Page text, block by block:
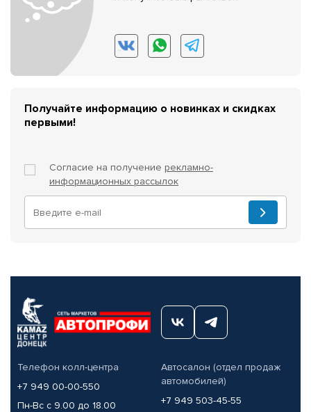
Получайте информацию о новинках и скидках
первыми!
Согласие на получение рекламно-
информационных рассылок
Телефон колл-центра
+7 949 00-00-550
Пн-Вс с 9.00 до 18.00
Автосалон (отдел продаж
автомобилей)
+7 949 503-45-55